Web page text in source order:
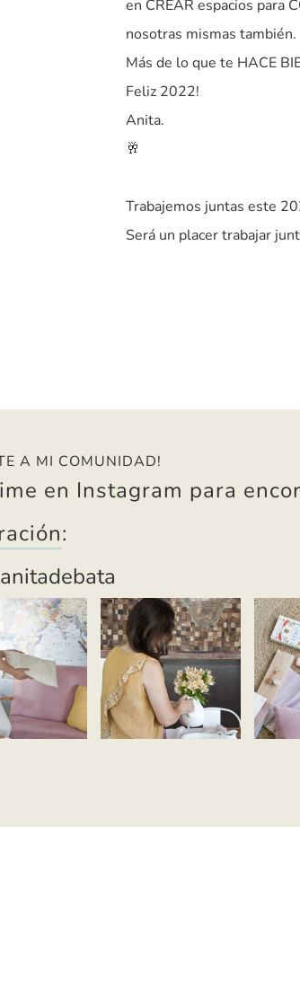
en CREAR espacios para
nosotras mismas también.
Más de lo que te HACE
Feliz 2022!
Anita.
🥂
Trabajemos juntas este
Será un placer trabajar
en Instagram para